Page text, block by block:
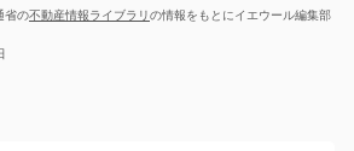
省の不動産情報ライブラリの情報をもとにイエウール編集部